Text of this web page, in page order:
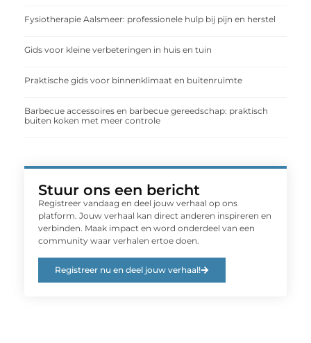
Fysiotherapie Aalsmeer: professionele hulp bij pijn en herstel
Gids voor kleine verbeteringen in huis en tuin
Praktische gids voor binnenklimaat en buitenruimte
Barbecue accessoires en barbecue gereedschap: praktisch
buiten koken met meer controle
Stuur ons een bericht
Registreer vandaag en deel jouw verhaal op ons
platform. Jouw verhaal kan direct anderen inspireren en
verbinden. Maak impact en word onderdeel van een
community waar verhalen ertoe doen.
Registreer nu en deel jouw verhaal!